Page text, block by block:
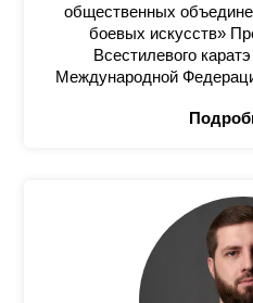
общественных
боевых искусств»
Всестилевого
Международной